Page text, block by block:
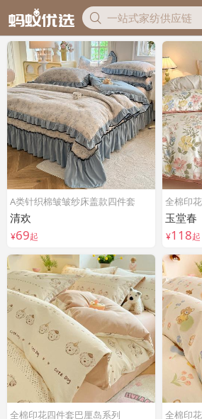
A类针织棉皱皱纱床盖款四件套
清欢
¥69起
全棉印
玉堂春
¥118起
全棉印花四件套巴厘岛系列 全棉印